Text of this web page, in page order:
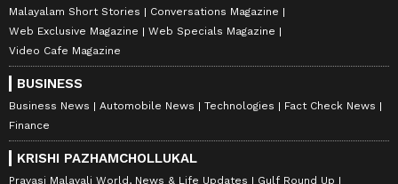
Malayalam Short Stories
Conversations Magazine
Web Exclusive Magazine
Web Specials Magazine
Video Cafe Magazine
BUSINESS
Business News Automobile News Technologies
Fact Check News
Finance
KRISHI PAZHAMCHOLLUKAL
Pravasi Malayali World, News & Life Updates Gulf Round Up